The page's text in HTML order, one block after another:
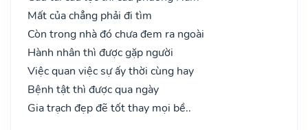
Mất của chẳng phải đi tìm
Còn trong nhà đó chưa đem ra ngoài
Hành nhân thì được gặp người
Việc quan việc sự ấy thời cùng hay
Bệnh tật thì được qua ngày
Gia trạch đẹp đẽ tốt thay mọi bề..